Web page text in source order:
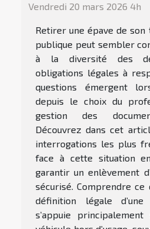
Vendredi 20 mars 2026 4h
Retirer une épave de
publique peut sembler
à la diversité des
obligations légales à
questions émergent
depuis le choix du
gestion des
Découvrez dans cet
interrogations les plus
face à cette situation
garantir un enlèvement
sécurisé. Comprendre ce
définition légale d’une
s’appuie